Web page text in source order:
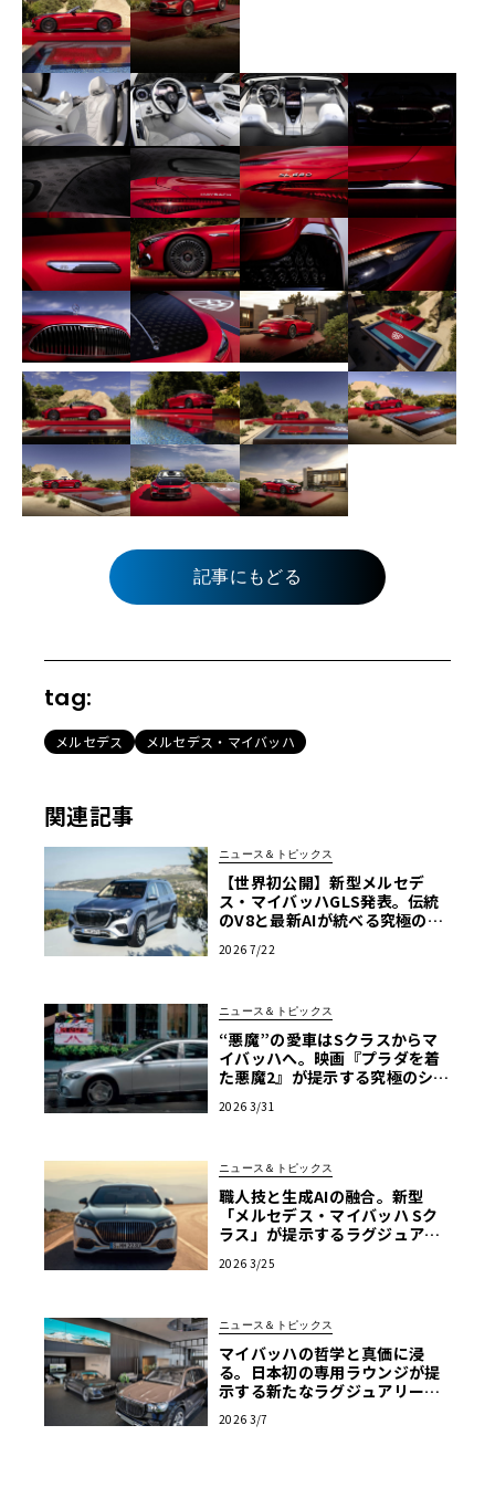
記事にもどる
tag:
メルセデス メルセデス・マイバッハ
関連記事
ニュース＆トピックス
【世界初公開】新型メルセデ
ス・マイバッハGLS発表。伝統
のV8と最新AIが統べる究極の移
2026 7/22
ニュース＆トピックス
“悪魔”の愛車はSクラスからマ
イバッハへ。映画『プラダを着
た悪魔2』が提示する究極のショ
2026 3/31
ニュース＆トピックス
職人技と生成AIの融合。新型
「メルセデス・マイバッハ Sク
ラス」が提示するラグジュアリ
2026 3/25
ニュース＆トピックス
マイバッハの哲学と真価に浸
る。日本初の専用ラウンジが提
示する新たなラグジュアリーの
2026 3/7